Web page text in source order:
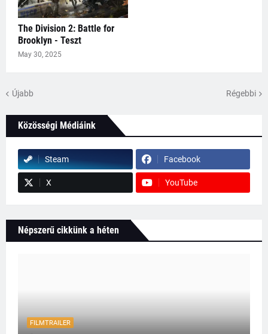
The Division 2: Battle for
Brooklyn - Teszt
May 30, 2025
Újabb Régebbi
Közösségi Médiáink
Steam Facebook
X YouTube
Népszerű cikkünk a héten
FILMTRAILER